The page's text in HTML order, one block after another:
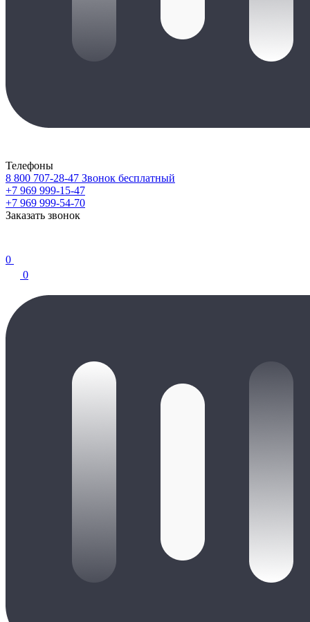
Телефоны
8 800 707-28-47 Звонок бесплатный
+7 969 999-15-47
+7 969 999-54-70
Заказать звонок
0
0